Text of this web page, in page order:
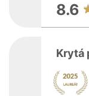
8.6
Krytá